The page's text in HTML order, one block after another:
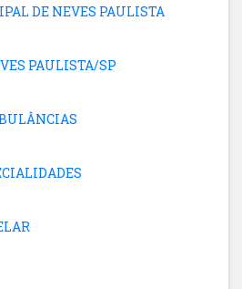
DE NEVES PAULISTA
PAULISTA/SP